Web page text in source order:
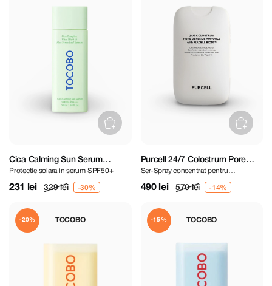
Cica Calming Sun Serum
SPF50+ PA++++ 50 ml
Protectie solara in serum SPF50+
231 lei 329 lei
Purcell 24/7 Colostrum Pore
Defence Ampoule 55 ml
Ser-Spray concentrat pentru
minimizarea porilor și întărirea barierei
490 lei 570 lei
TOCOBO
-20% TOCOBO
-15%